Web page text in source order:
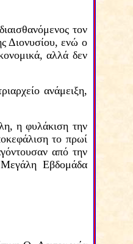
τον
Διονυσίου, ενώ ο
αλλά δεν
ανάμειξη,
η φυλάκιση την
το πρωί
από την
Εβδομάδα